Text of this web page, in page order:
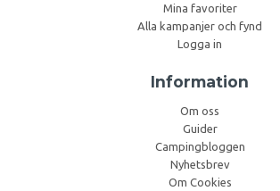
Mina favoriter
Alla kampanjer och fynd
Logga in
Information
Om oss
Guider
Campingbloggen
Nyhetsbrev
Om Cookies